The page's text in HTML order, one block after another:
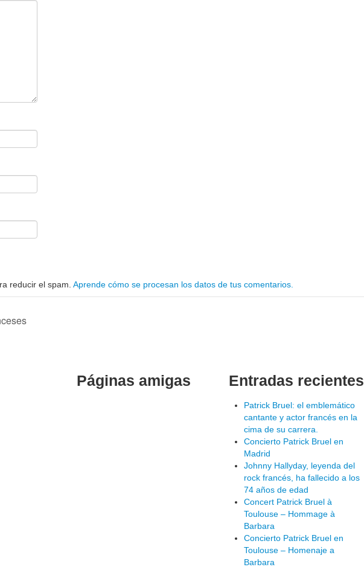
reducir el spam. Aprende cómo se procesan los datos de tus comentarios.
Páginas amigas Entradas recientes
Patrick Bruel: el emblemático
cantante y actor francés en la
cima de su carrera.
Concierto Patrick Bruel en
Madrid
Johnny Hallyday, leyenda del
rock francés, ha fallecido a los
74 años de edad
Concert Patrick Bruel à
Toulouse – Hommage à
Barbara
Concierto Patrick Bruel en
Toulouse – Homenaje a
Barbara